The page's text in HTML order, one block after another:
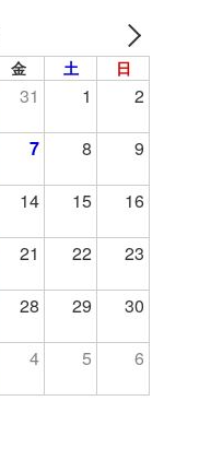
金 土 日
31 1 2
7 8 9
14 15 16
21 22 23
28 29 30
4 5 6